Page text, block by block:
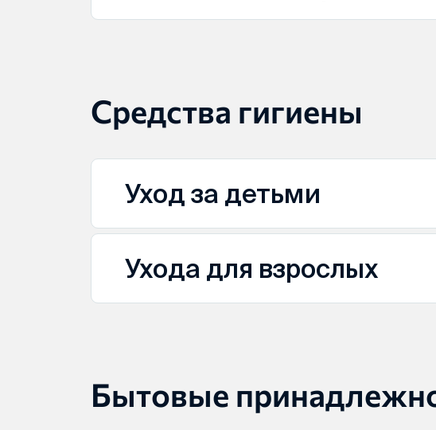
Средства гигиены
Уход за детьми
Ухода для взрослых
Бытовые